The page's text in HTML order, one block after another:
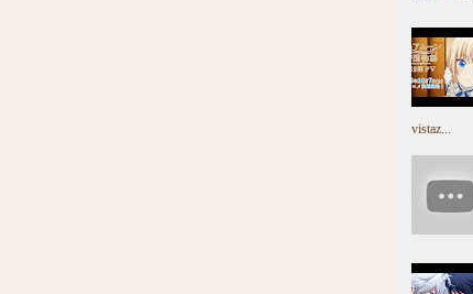
vistaz...